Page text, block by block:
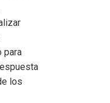
para
los